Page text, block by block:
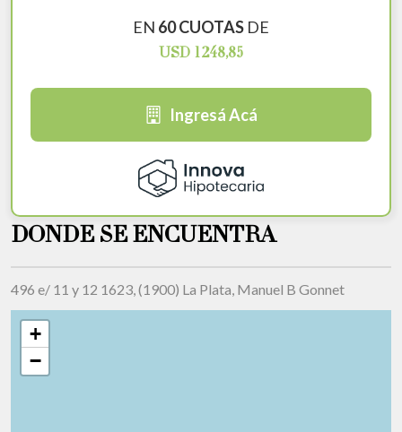
EN 60 CUOTAS DE
USD 1248,85
Ingresá Acá
DONDE SE ENCUENTRA
496 e/ 11 y 12 1623, (1900) La Plata, Manuel B Gonnet
+
−